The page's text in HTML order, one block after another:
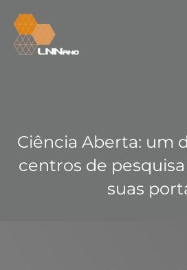
Ciência Aberta: um
centros de
suas